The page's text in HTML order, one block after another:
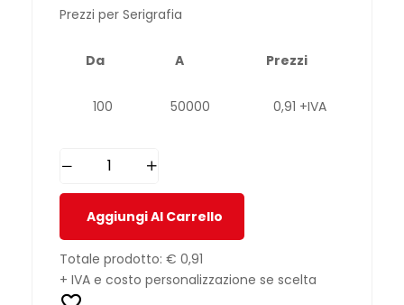
Prezzi per Serigrafia
Da A Prezzi
100 50000 0,91 +IVA
Aggiungi Al Carrello
Totale prodotto: € 0,91
+ IVA e costo personalizzazione se scelta